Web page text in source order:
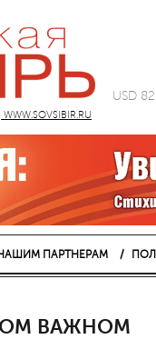
USD
ПАРТНЕРАМ
ВАЖНОМ